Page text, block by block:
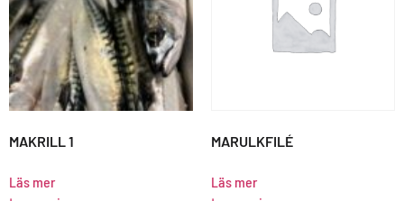
MAKRILL 1
Läs mer
MARULKFILÉ
Läs mer